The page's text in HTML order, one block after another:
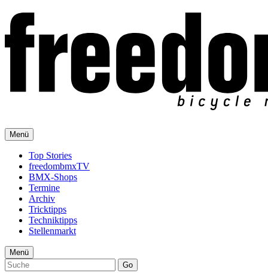
Menü
Top Stories
freedombmxTV
BMX-Shops
Termine
Archiv
Tricktipps
Techniktipps
Stellenmarkt
Menü
Go